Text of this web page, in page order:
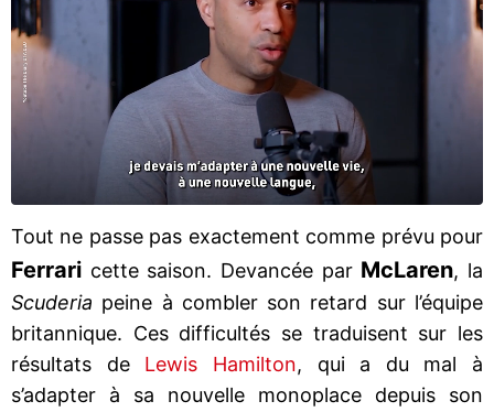
Tout ne passe pas exactement comme prévu pour
Ferrari cette saison. Devancée par McLaren, la
Scuderia peine à combler son retard sur l’équipe
britannique. Ces difficultés se traduisent sur les
résultats de Lewis Hamilton, qui a du mal à
s’adapter à sa nouvelle monoplace depuis son